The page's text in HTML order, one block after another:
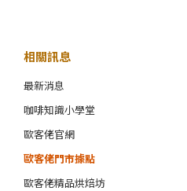
相關訊息
最新消息
咖啡知識小學堂
歐客佬官網
歐客佬門市據點
歐客佬精品烘焙坊